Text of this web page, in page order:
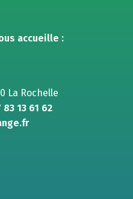
accueille :
La Rochelle
83 13 61 62